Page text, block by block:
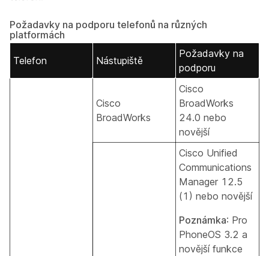
Požadavky na podporu telefonů na různých
platformách
Telefon Nástupiště
Požadavky na
podporu
Cisco
BroadWorks
Cisco
BroadWorks
24.0 nebo
novější
Cisco Unified
Communications
Manager 12.5
(1) nebo novější
Poznámka: Pro
PhoneOS 3.2 a
novější funkce